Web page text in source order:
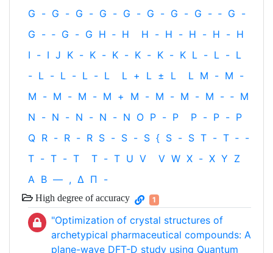
G - G - G - G - G - G - G - G - ‐ G -
G - ‐ G - G H ‐ H H - H - H - H - H
I - I J K - K - K - K - K - K L - L - L
- L - L - L - L L + L ± L L M - M -
M - M - M - M + M - M - M - M - ‐ M
N - N - N - N - N O P - P P - P - P
Q R - R - R S - S - S { S - S T - T ‐ -
T - T - T T - T U V V W X - X Y Z
Α Β — , Δ Π -
High degree of accuracy 1
"Optimization of crystal structures of
archetypical pharmaceutical compounds: A
plane-wave DFT-D study using Quantum